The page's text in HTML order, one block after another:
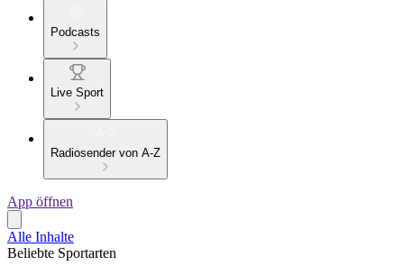
Podcasts
Live Sport
Radiosender von A-Z
App öffnen
Alle Inhalte
Beliebte Sportarten